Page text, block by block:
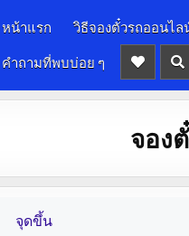
หน้าแรก วิธีจองตั๋วรถออนไล
คำถามที่พบบ่อย ๆ
จอง